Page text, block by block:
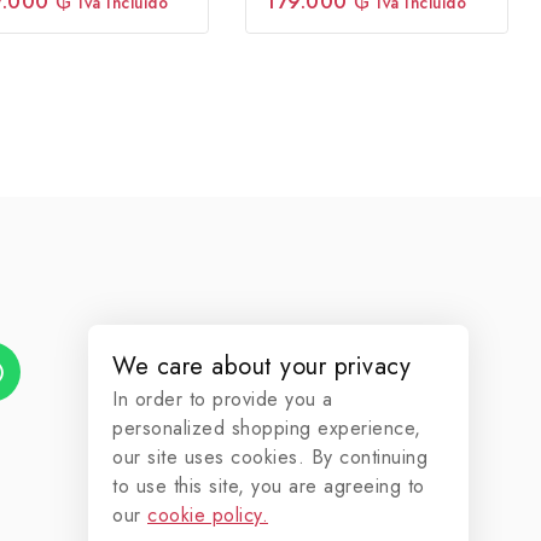
We care about your privacy
In order to provide you a
personalized shopping experience,
our site uses cookies. By continuing
to use this site, you are agreeing to
our cookie policy.